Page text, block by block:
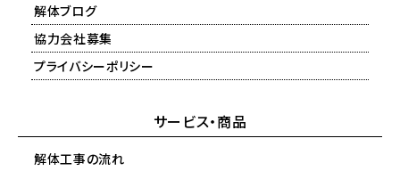
解体ブログ
協力会社募集
プライバシーポリシー
サービス・商品
解体工事の流れ